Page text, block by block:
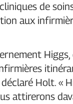
de
aux
Holt. «
attirerons